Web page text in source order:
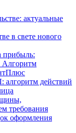
актуальные
в свете нового
прибыль:
Алгоритм
действий
требования
оформления